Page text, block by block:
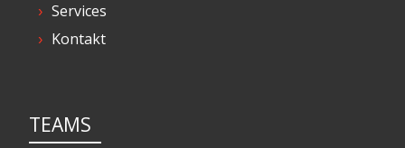
Services
Kontakt
TEAMS